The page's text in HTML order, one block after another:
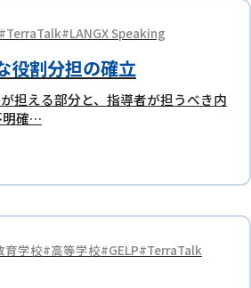
TerraTalk LANGX Speaking
役割分担の確立
担える部分と、指導者が担うべき内
明確…
育学校 高等学校 GELP TerraTalk